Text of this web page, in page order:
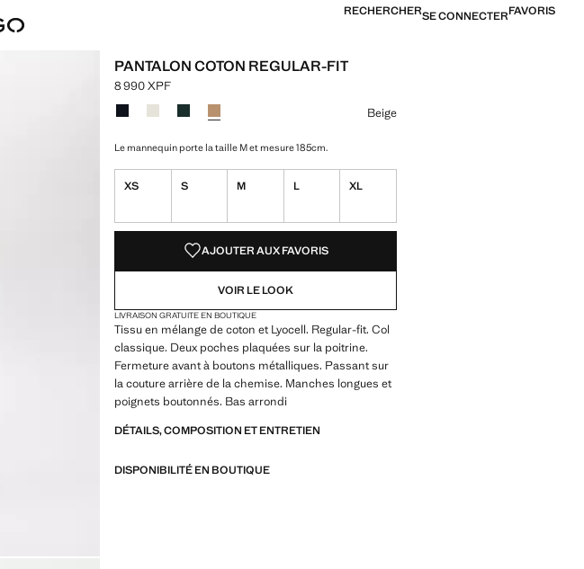
RECHERCHERSE CONNECTERFAVORIS
PANTALON COTON REGULAR-FIT
Prix actuel [8 990 XPF ]
8 990 XPF
Choisissez une couleur
Couleur Bleu marine foncé
Couleur Blanc cassé
Couleur Vert foncé
Couleur Beige sélectionnée
Beige
Le mannequin porte la taille M et mesure 185cm.
XS S M L XL
AJOUTER AUX FAVORIS
VOIR LE LOOK
LIVRAISON GRATUITE EN BOUTIQUE
Tissu en mélange de coton et Lyocell. Regular-fit. Col
classique. Deux poches plaquées sur la poitrine.
Fermeture avant à boutons métalliques. Passant sur
la couture arrière de la chemise. Manches longues et
poignets boutonnés. Bas arrondi
DÉTAILS, COMPOSITION ET ENTRETIEN
DISPONIBILITÉ EN BOUTIQUE